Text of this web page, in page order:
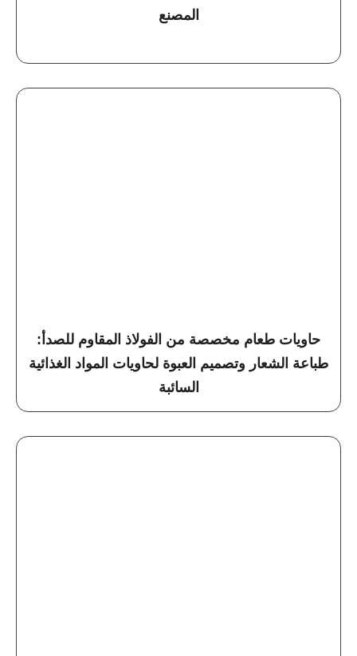
المصنع
حاويات طعام مخصصة من الفولاذ المقاوم للصدأ:
طباعة الشعار وتصميم العبوة لحاويات المواد الغذائية
السائبة